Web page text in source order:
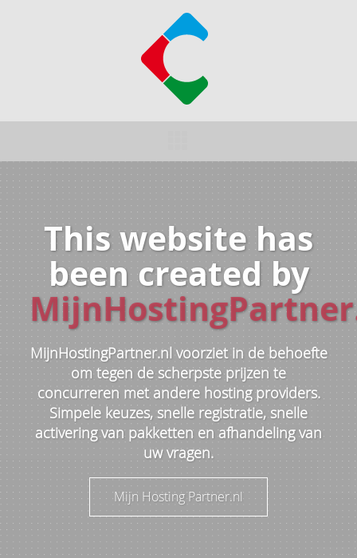
This website has
been created by
MijnHostingPartner.nl voorziet in de behoefte
om tegen de scherpste prijzen te
concurreren met andere hosting providers.
Simpele keuzes, snelle registratie, snelle
activering van pakketten en afhandeling van
uw vragen.
Mijn Hosting Partner.nl